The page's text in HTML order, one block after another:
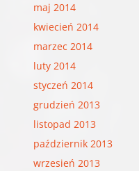
maj 2014
kwiecień 2014
marzec 2014
luty 2014
styczeń 2014
grudzień 2013
listopad 2013
październik 2013
wrzesień 2013